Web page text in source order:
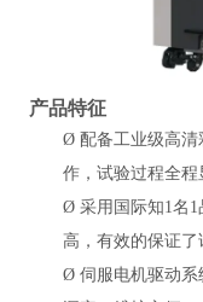
产品特征
Ø 配备工业级高
作，试验过程全程
Ø 采用国际知1名
高，有效的保证了
Ø 伺服电机驱动